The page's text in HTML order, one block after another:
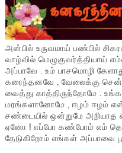
அன்பில் உருவமாய் பண்பில்
வாழ்வில் மெழுகுவர்த்தியாய்
அப்பாவே . உம் பாசமொழி
கரைந்தனவே , வேலைக்கு
வைத்து காத்திருந்தோமே .
மரங்களானோமே , ஈழம் ஈழம்
சண்டையில் ஒன்றுமே அறியாத
ஏனோ ! எப்போ கண்போம் எம்
தேடுகிறோம் எங்கள் அப்பாவை